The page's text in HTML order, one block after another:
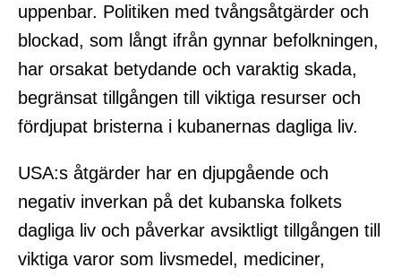
uppenbar. Politiken med tvångsåtgärder och
blockad, som långt ifrån gynnar befolkningen,
har orsakat betydande och varaktig skada,
begränsat tillgången till viktiga resurser och
fördjupat bristerna i kubanernas dagliga liv.
USA:s åtgärder har en djupgående och
negativ inverkan på det kubanska folkets
dagliga liv och påverkar avsiktligt tillgången till
viktiga varor som livsmedel, mediciner,